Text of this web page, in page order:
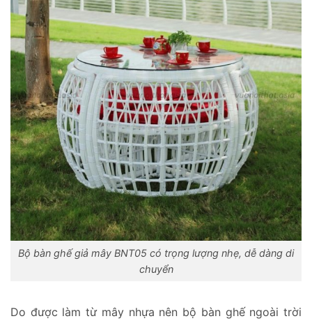
Bộ bàn ghế giả mây BNT05 có trọng lượng nhẹ, dễ dàng di
chuyển
Do được làm từ mây nhựa nên bộ bàn ghế ngoài trời